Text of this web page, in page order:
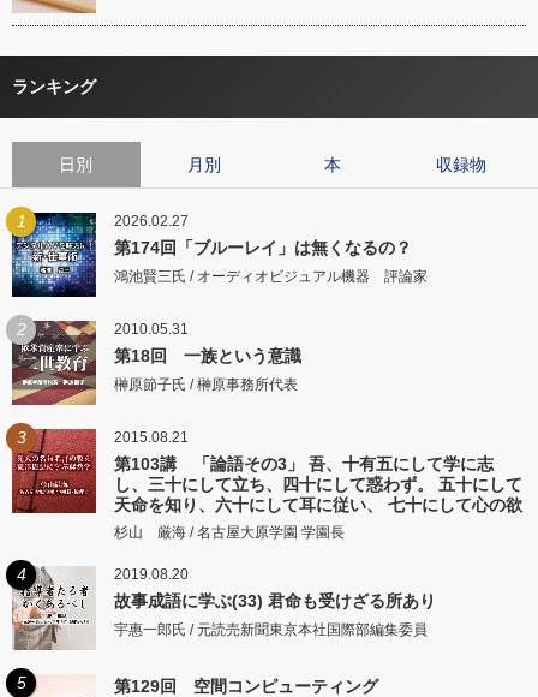
ランキング
日別 月別 本 収録物
1 2026.02.27
第174回「ブルーレイ」は無くなるの？
鴻池賢三氏 / オーディオビジュアル機器 評論家
2 2010.05.31
第18回 一族という意識
榊原節子氏 / 榊原事務所代表
3 2015.08.21
第103講 「論語その3」 吾、十有五にして学に志
し、三十にして立ち、四十にして惑わず。 五十にして
天命を知り、六十にして耳に従い、 七十にして心の欲
するところに従いて矩をこえず。
杉山 厳海 / 名古屋大原学園 学園長
4 2019.08.20
故事成語に学ぶ(33) 君命も受けざる所あり
宇惠一郎氏 / 元読売新聞東京本社国際部編集委員
5 第129回 空間コンピューティング